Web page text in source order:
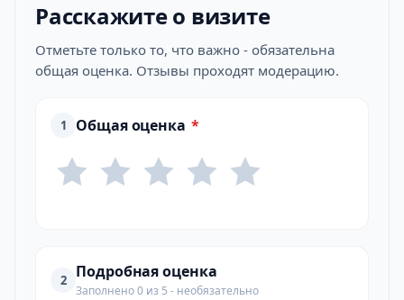
Расскажите о визите
Отметьте только то, что важно - обязательна
общая оценка. Отзывы проходят модерацию.
1 Общая оценка *
2 Подробная оценка
Заполнено 0 из 5 - необязательно